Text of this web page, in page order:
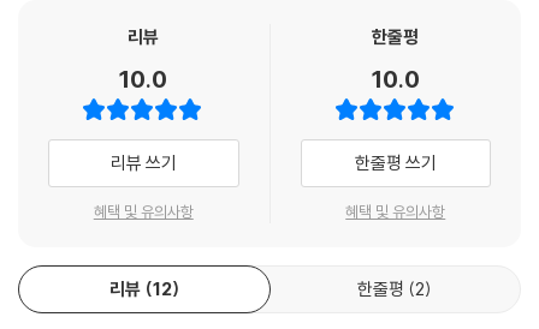
진흥법(시행 26.1.2), 청소년보호법(시행 26.1.2), 아동·청소년의 성보호
아무쪼록 본 수험서가 청소년지도사라는 고귀한 직업에 도전하는 수험생
들을 합격으로 이끄는 작은 길라잡이가 되기를 희망하면서, 수험생 여러분
모두의 건강과 합격을 진심으로 기원합니다.
리뷰
10.0
리뷰 쓰기
혜택 및 유의사항
한줄평
10.0
한줄평 쓰기
혜택 및 유의사항
리뷰 12 한줄평 2